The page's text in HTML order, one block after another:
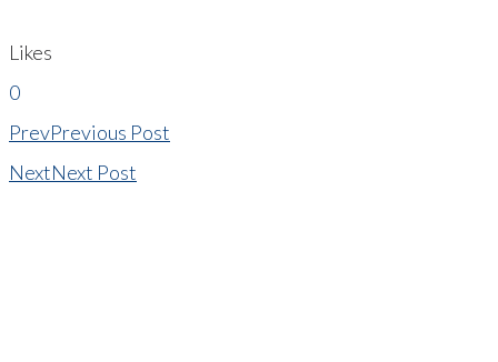
Likes
0
PrevPrevious Post
NextNext Post